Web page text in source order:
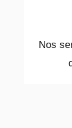
Nos